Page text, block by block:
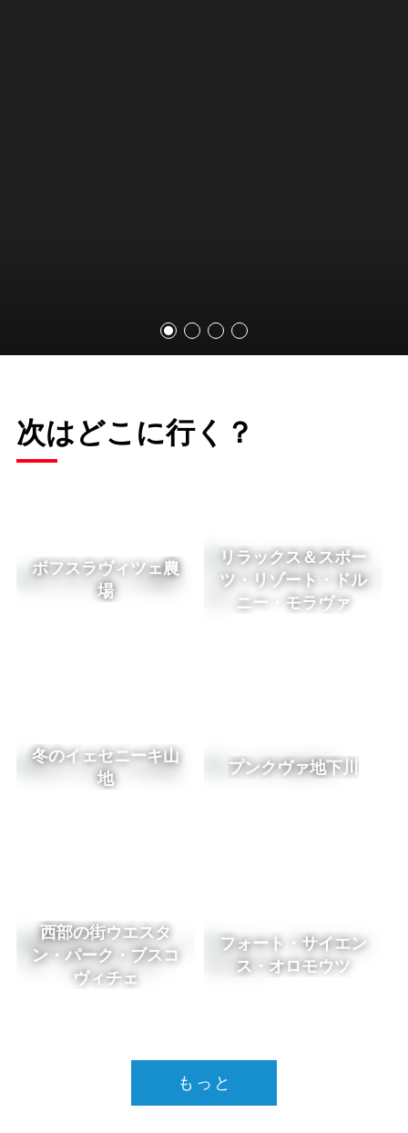
次はどこに行く？
ボフスラヴィツェ農
場
リラックス＆スポー
ツ・リゾート・ドル
ニー・モラヴァ
冬のイェセニーキ山
地
プンクヴァ地下川
西部の街ウエスタ
ン・パーク・ブスコ
ヴィチェ
フォート・サイエン
ス・オロモウツ
もっと